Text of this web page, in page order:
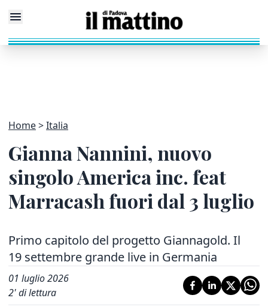
Home Italia
Gianna Nannini, nuovo
singolo America inc. feat
Marracash fuori dal 3 luglio
Primo capitolo del progetto Giannagold. Il
19 settembre grande live in Germania
01 luglio 2026
2' di lettura